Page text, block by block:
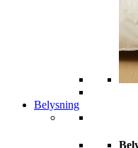
Belysning